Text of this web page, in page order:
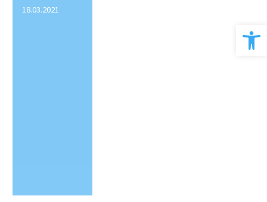
18.03.2021